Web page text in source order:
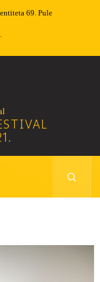
69. Pule